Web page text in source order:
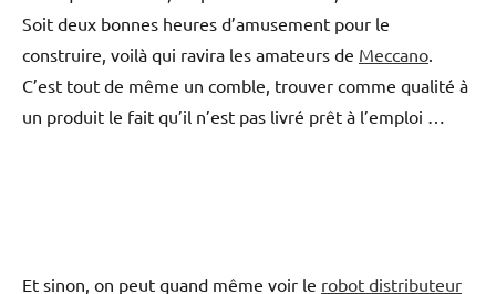
Soit deux bonnes heures d’amusement pour le
construire, voilà qui ravira les amateurs de Meccano
C’est tout de même un comble, trouver comme qualité à
un produit le fait qu’il n’est pas livré prêt à l’emploi …
Et sinon, on peut quand même voir le robot distributeur